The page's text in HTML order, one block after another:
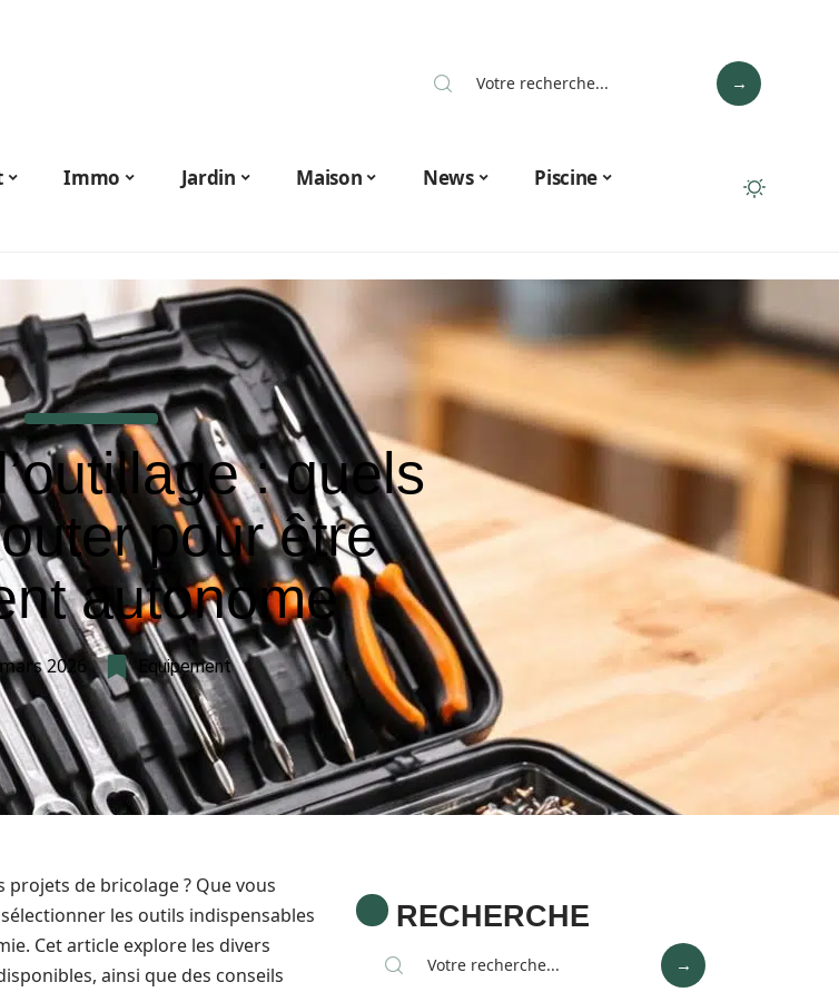
Immo Jardin Maison News
Piscine
: quels
pour être
autonome
2026 Equipement
de bricolage ? Que vous
les outils indispensables
Cet article explore les divers
ainsi que des conseils
RECHERCHE